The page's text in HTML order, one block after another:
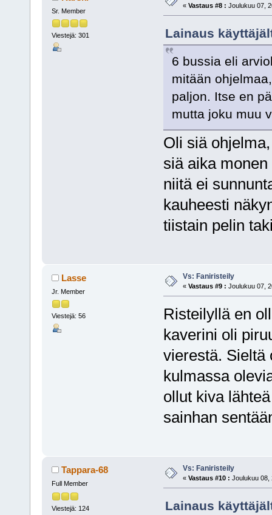
Sr. Member
Viestejä: 301
« Vastaus #8 : Joulukuu 07,
Lainaus
6 bussia eli
mitään
paljon. Itse en
mutta joku muu
Oli siä
siä aika
niitä ei
kauheesti
tiistain pelin
Lasse
Jr. Member
Viestejä: 56
Vs: Faniristeily
« Vastaus #9 : Joulukuu 07,
Risteilyllä en
kaverini oli
vierestä. Sieltä
kulmassa
ollut kiva
sainhan
Tappara-68
Full Member
Viestejä: 124
Vs: Faniristeily
« Vastaus #10 : Joulukuu 08,
Lainaus